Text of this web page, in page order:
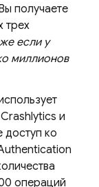
получаете
трех
если у
миллионов
Crashlytics и
доступ ко
операций